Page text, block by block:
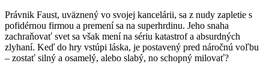
Právnik Faust, uväznený vo svojej kancelárii, sa z nudy zapletie s
pofidérnou firmou a premení sa na superhrdinu. Jeho snaha
zachraňovať svet sa však mení na sériu katastrof a absurdných
zlyhaní. Keď do hry vstúpi láska, je postavený pred náročnú voľbu
– zostať silný a osamelý, alebo slabý, no schopný milovať?